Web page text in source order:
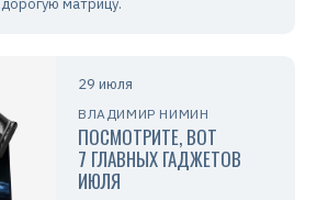
дорогую матрицу.
29 июля
ВЛАДИМИР НИМИН
ПОСМОТРИТЕ, ВОТ
7 ГЛАВНЫХ ГАДЖЕТОВ
ИЮЛЯ